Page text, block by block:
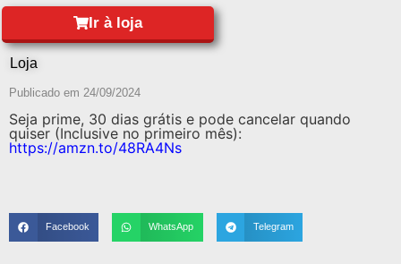
Ir à loja
Loja
Publicado em 24/09/2024
Seja prime, 30 dias grátis e pode cancelar quando
quiser (Inclusive no primeiro mês):
https://amzn.to/48RA4Ns
Facebook WhatsApp Telegram